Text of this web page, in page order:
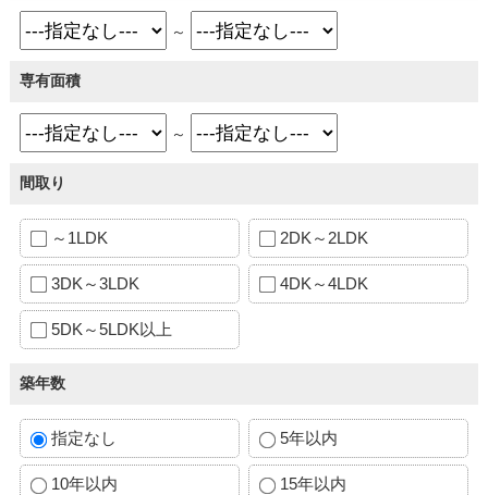
～
専有面積
～
間取り
～1LDK 2DK～2LDK
3DK～3LDK 4DK～4LDK
5DK～5LDK以上
築年数
指定なし 5年以内
10年以内 15年以内